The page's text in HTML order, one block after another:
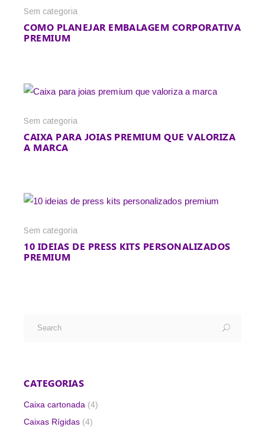
Sem categoria
COMO PLANEJAR EMBALAGEM CORPORATIVA
PREMIUM
Sem categoria
CAIXA PARA JOIAS PREMIUM QUE VALORIZA
A MARCA
Sem categoria
10 IDEIAS DE PRESS KITS PERSONALIZADOS
PREMIUM
CATEGORIAS
Caixa cartonada (4)
Caixas Rígidas (4)